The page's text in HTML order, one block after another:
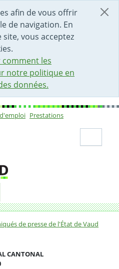
afin de vous offrir
de navigation. En
vous acceptez
les
notre politique en
données.
LA PAGE
Prestations
de presse de l'État de Vaud
pas favorable à un
CANTONAL